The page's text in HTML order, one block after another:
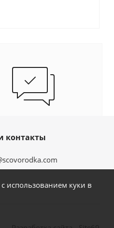
вопрос по
услуге
Задать вопрос
контакты
использованием куки в